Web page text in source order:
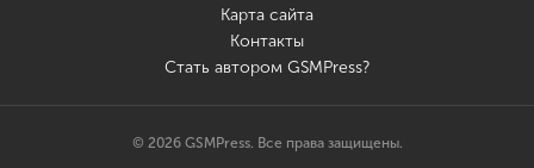
Карта сайта
Контакты
Стать автором GSMPress?
© 2026 GSMPress. Все права защищены.